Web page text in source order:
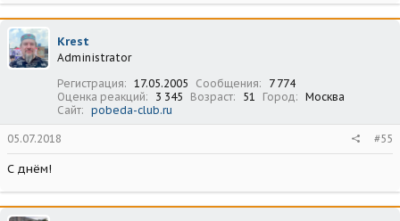
Krest
Administrator
Регистрация
17.05.2005 Сообщения
7 774
Оценка реакций
3 345 Возраст 51 Город
Москва
Сайт
pobeda-club.ru
05.07.2018 #55
С днём!